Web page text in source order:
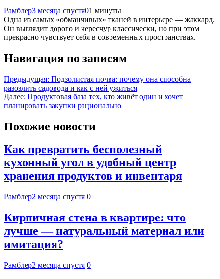
Рамблер3 месяца спустя01 минуты
Одна из самых «обманчивых» тканей в интерьере — жаккард.
Он выглядит дорого и чересчур классически, но при этом
прекрасно чувствует себя в современных пространствах.
Навигация по записям
Предыдущая: Подзолистая почва: почему она способна
разозлить садовода и как с ней ужиться
Далее: Продуктовая база тех, кто живёт один и хочет
планировать закупки рационально
Похожие новости
Как превратить бесполезный
кухонный угол в удобный центр
хранения продуктов и инвентаря
Рамблер2 месяца спустя 0
Кирпичная стена в квартире: что
лучше — натуральный материал или
имитация?
Рамблер2 месяца спустя 0